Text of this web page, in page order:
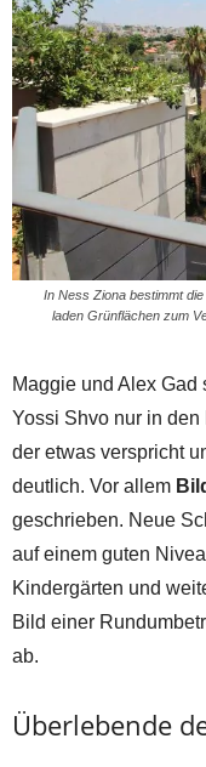
In Ness Ziona bestimmt
laden Grünflächen zum
Maggie und Alex
Yossi Shvo nur in den
der etwas verspricht
deutlich. Vor allem
geschrieben. Neue
auf einem guten
Kindergärten und
Bild einer
ab.
Überlebende